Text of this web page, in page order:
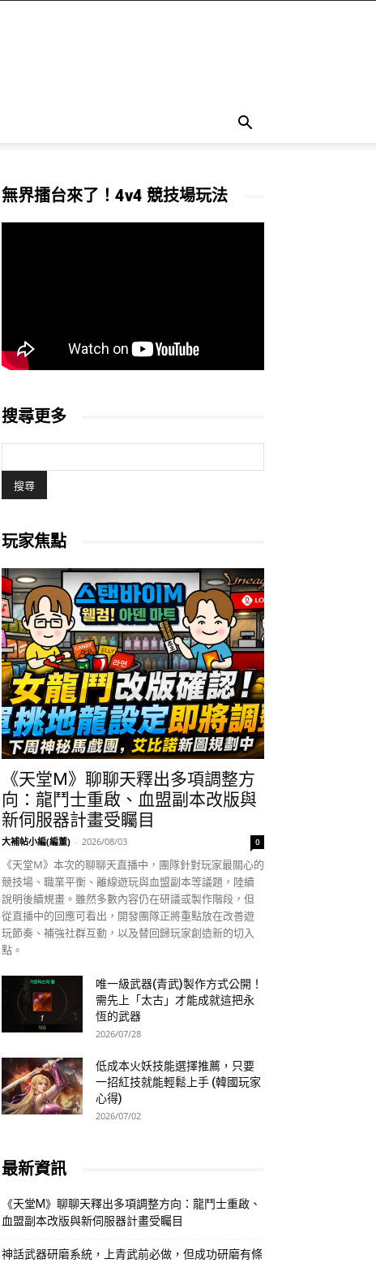
無界擂台來了！4v4 競技場玩法
搜尋更多
玩家焦點
《天堂M》聊聊天釋出多項調整方
向：龍鬥士重啟、血盟副本改版與
新伺服器計畫受矚目
大補帖小編(編董) - 2026/08/03 0
《天堂M》本次的聊聊天直播中，團隊針對玩家最關心的
競技場、職業平衡、離線遊玩與血盟副本等議題，陸續
說明後續規畫。雖然多數內容仍在研議或製作階段，但
從直播中的回應可看出，開發團隊正將重點放在改善遊
玩節奏、補強社群互動，以及替回歸玩家創造新的切入
點。
唯一級武器(青武)製作方式公開！
需先上「太古」才能成就這把永
恆的武器
2026/07/28
低成本火妖技能選擇推薦，只要
一招紅技就能輕鬆上手 (韓國玩家
心得)
2026/07/02
最新資訊
《天堂M》聊聊天釋出多項調整方向：龍鬥士重啟、
血盟副本改版與新伺服器計畫受矚目
神話武器研磨系統，上青武前必做，但成功研磨有條